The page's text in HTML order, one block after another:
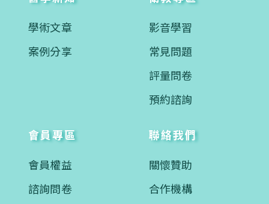
學術文章
案例分享
影音學習
常見問題
評量問卷
預約諮詢
會員專區
會員權益
諮詢問卷
聯絡我們
關懷贊助
合作機構